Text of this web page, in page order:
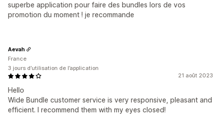
superbe application pour faire des bundles lors de vos
promotion du moment ! je recommande
21 août 2023
Hello
Wide Bundle customer service is very responsive, pleasant and
efficient. I recommend them with my eyes closed!
Aevah
France
3 jours d’utilisation de l’application